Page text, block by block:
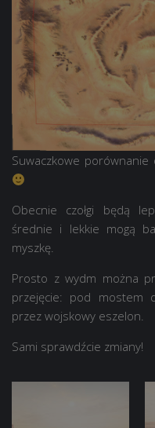
Suwaczkowe
Obecnie czołgi będą
średnie i lekkie mogą
myszkę.
Prosto z wydm można
przejęcie: pod mostem
przez wojskowy eszelon.
Sami sprawdźcie zmiany!